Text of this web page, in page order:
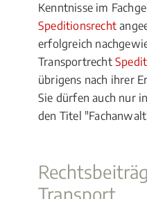
Kenntnisse im
Speditionsrecht
erfolgreich
Transportrecht
übrigens nach ihrer
Sie dürfen auch nur
den Titel
Transport